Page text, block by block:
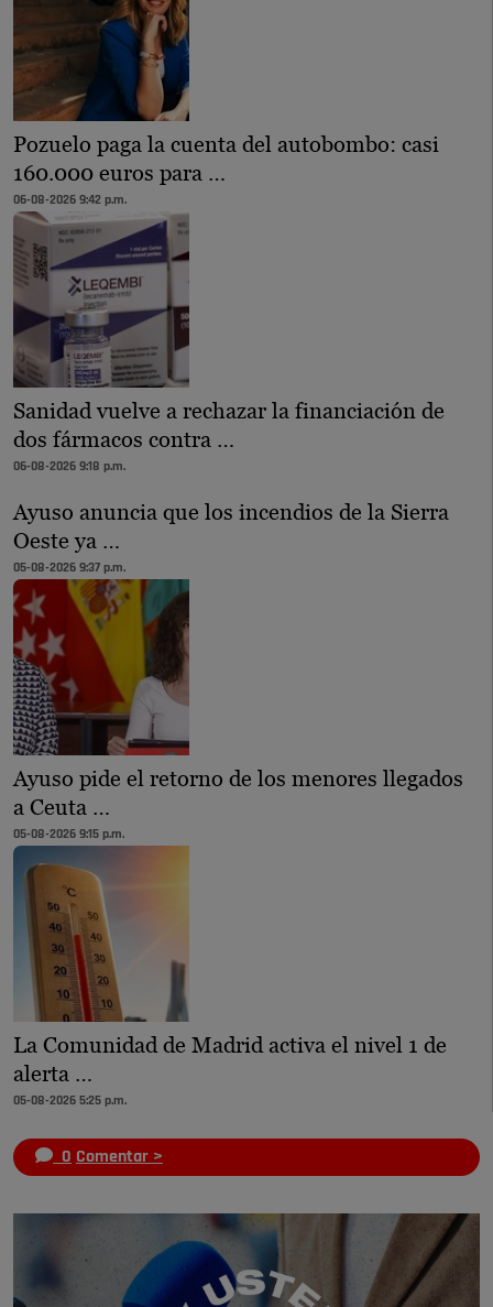
Pozuelo paga la cuenta del autobombo: casi
160.000 euros para …
06-08-2026 9:42 p.m.
Sanidad vuelve a rechazar la financiación de
dos fármacos contra …
06-08-2026 9:18 p.m.
Ayuso anuncia que los incendios de la Sierra
Oeste ya …
05-08-2026 9:37 p.m.
Ayuso pide el retorno de los menores llegados
a Ceuta …
05-08-2026 9:15 p.m.
La Comunidad de Madrid activa el nivel 1 de
alerta …
05-08-2026 5:25 p.m.
0 Comentar >